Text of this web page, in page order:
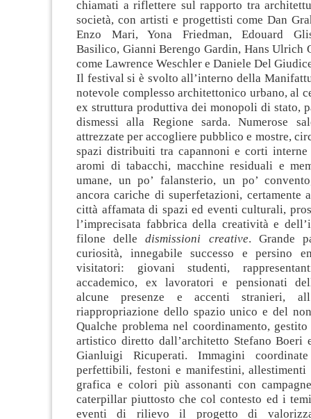
chiamati a riflettere sul rapporto tra
società, con artisti e progettisti come Dan
Enzo Mari, Yona Friedman, Edouard
Basilico, Gianni Berengo Gardin, Hans Ulrich
come Lawrence Weschler e Daniele Del
Il festival si è svolto all’interno della
notevole complesso architettonico urbano, al
ex struttura produttiva dei monopoli di stato,
dismessi alla Regione sarda. Numerose
attrezzate per accogliere pubblico e mostre,
spazi distribuiti tra capannoni e corti interne
aromi di tabacchi, macchine residuali e
umane, un po’ falansterio, un po’
ancora cariche di superfetazioni, certamente
città affamata di spazi ed eventi culturali,
l’imprecisata fabbrica della creatività e
filone delledismissioni creative. Grande
curiosità, innegabile successo e persino
visitatori: giovani studenti,
accademico, ex lavoratori e pensionati
alcune presenze e accenti stranieri,
riappropriazione dello spazio unico e del
Qualche problema nel coordinamento,
artistico diretto dall’architetto Stefano Boeri
Gianluigi Ricuperati. Immagini
perfettibili, festoni e manifestini,
grafica e colori più assonanti con
caterpillar piuttosto che col contesto ed i
eventi di rilievo il progetto di